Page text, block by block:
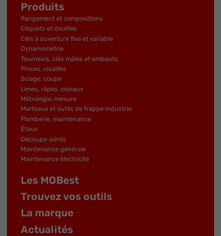
Produits
Rangement et compositions
Cliquets et douilles
Clés à ouverture fixe et variable
Dynamométrie
Tournevis, clés mâles et embouts
Pinces, cisailles
Sciage, coupe
Limes, râpes, ciseaux
Métrologie, mesure
Marteaux et outils de frappe industrie
Plomberie, maintenance
Étaux
Découpe-joints
Maintenance générale
Maintenance électricité
Les MOBest
Trouvez vos outils
La marque
Actualités